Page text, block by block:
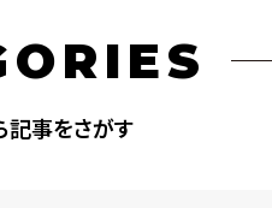
記事をさがす